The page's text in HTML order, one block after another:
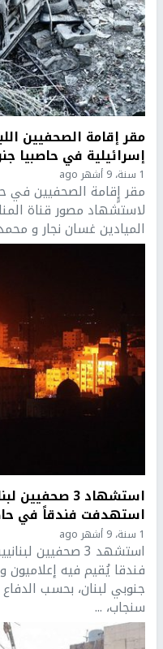
مقر إقامة الصحفيين
إسرائيلية في حاصبيا
1 سنة، 9 أشهر ago
مقر إٍقامة الصحفيين في
لاستشهاد مصور قناة
الميادين غسان نجار و
استشهاد 3
استهدفت فندقاً في
1 سنة، 9 أشهر ago
استشهد 3 صحفيين
فندقا يُقيم فيه
جنوبي لبنان، بحسب
سنجاب، ...